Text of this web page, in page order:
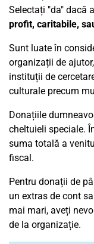
Selectați "da" dacă
profit, caritabile,
Sunt luate în
organizații de
instituții de
culturale precum
Donațiile
cheltuieli speciale.
suma totală a
fiscal.
Pentru donații de
un extras de cont
mai mari, aveți
de la organizație.